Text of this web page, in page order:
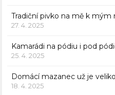
Tradiční pivko na mě k mým
27. 4. 2025
Kamarádi na pódiu i pod
25. 4. 2025
Domácí mazanec už je
18. 4. 2025